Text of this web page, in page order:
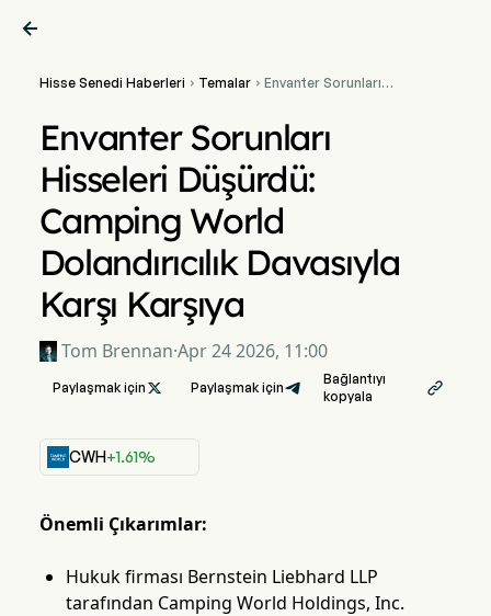

Hisse Senedi Haberleri  Temalar Envanter Sorunları
Dolandırıcılık Davasıyla
Karşı Karşıya
Envanter Sorunları
Hisseleri Düşürdü:
Camping World
Dolandırıcılık Davasıyla
Karşı Karşıya
Tom Brennan·Apr 24 2026, 11:00
Paylaşmak için  Paylaşmak için
Bağlantıyı
kopyala

CWH+1.61%
Önemli Çıkarımlar:
Hukuk firması Bernstein Liebhard LLP
tarafından Camping World Holdings, Inc.